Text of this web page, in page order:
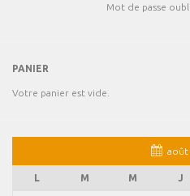
Mot de passe
PANIER
Votre panier est vide.
août
L M M J